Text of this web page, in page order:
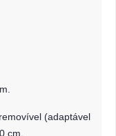
(adaptável
cm.